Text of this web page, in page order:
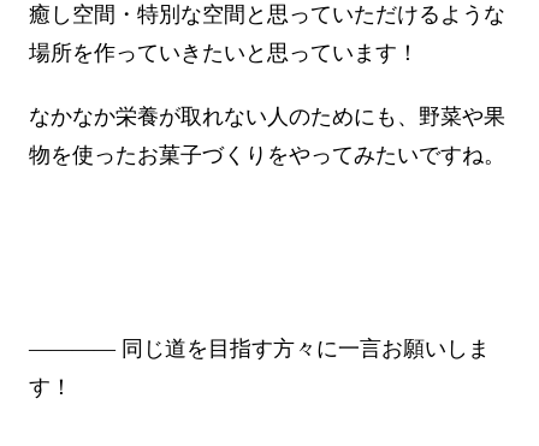
癒し空間・特別な空間と思っていただけるような
場所を作っていきたいと思っています！
なかなか栄養が取れない人のためにも、野菜や果
物を使ったお菓子づくりをやってみたいですね。
―――― 同じ道を目指す方々に一言お願いしま
す！